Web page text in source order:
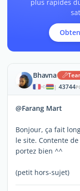
plus rapides
Bhavna
| 43744
@Farang Mart
Bonjour, ça fait
le site. Contente
portez bien ^^
(petit hors-sujet)